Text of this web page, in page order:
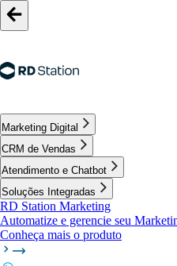
Marketing Digital
CRM de Vendas
Atendimento e Chatbot
Soluções Integradas
RD Station Marketing
Automatize e gerencie seu
Conheça mais o produto